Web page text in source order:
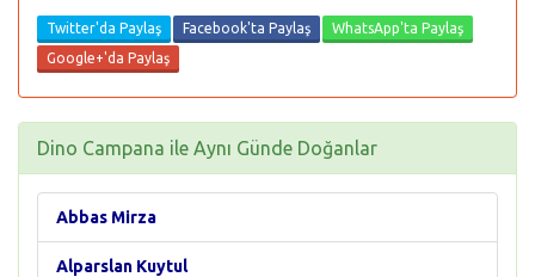
Twitter'da Paylaş Facebook'ta Paylaş
WhatsApp'ta Paylaş
Google+'da Paylaş
Dino Campana ile Aynı Günde Doğanlar
Abbas Mirza
Alparslan Kuytul